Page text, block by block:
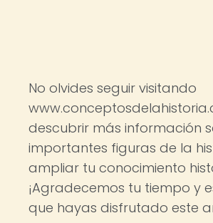
No olvides seguir visitando
descubrir más información
importantes figuras de la
ampliar tu conocimiento
¡Agradecemos tu tiempo y
que hayas disfrutado este